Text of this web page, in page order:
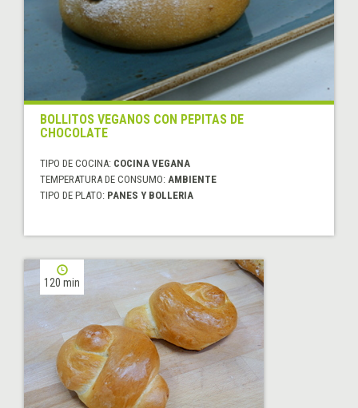
BOLLITOS VEGANOS CON PEPITAS DE
CHOCOLATE
TIPO DE COCINA: COCINA VEGANA
TEMPERATURA DE CONSUMO: AMBIENTE
TIPO DE PLATO: PANES Y BOLLERIA
120 min